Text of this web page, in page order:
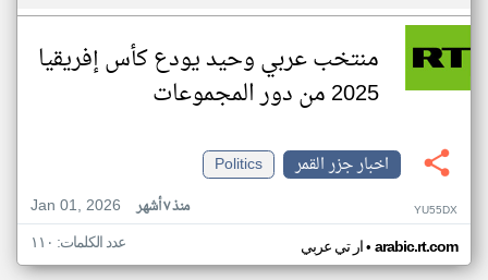
منتخب عربي وحيد يودع كأس إفريقيا
2025 من دور المجموعات
اخبار جزر القمر
Politics
Jan 01, 2026
منذ ٧ أشهر YU55DX
ار تي عربي• arabic.rt.com عدد الكلمات: ١١٠